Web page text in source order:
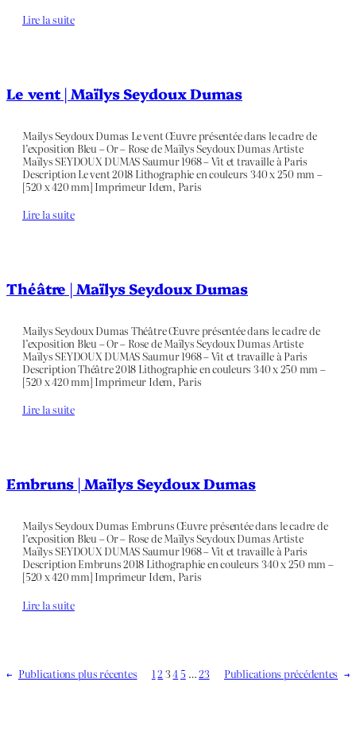
Lire la suite
Le vent | Maïlys Seydoux Dumas
Mailys Seydoux Dumas Le vent Œuvre présentée dans le cadre de
l’exposition Bleu – Or – Rose de Maïlys Seydoux Dumas Artiste
Maïlys SEYDOUX DUMAS Saumur 1968 – Vit et travaille à Paris
Description Le vent 2018 Lithographie en couleurs 340 x 250 mm –
[520 x 420 mm] Imprimeur Idem, Paris
Lire la suite
Théâtre | Maïlys Seydoux Dumas
Mailys Seydoux Dumas Théâtre Œuvre présentée dans le cadre de
l’exposition Bleu – Or – Rose de Maïlys Seydoux Dumas Artiste
Maïlys SEYDOUX DUMAS Saumur 1968 – Vit et travaille à Paris
Description Théâtre 2018 Lithographie en couleurs 340 x 250 mm –
[520 x 420 mm] Imprimeur Idem, Paris
Lire la suite
Embruns | Maïlys Seydoux Dumas
Mailys Seydoux Dumas Embruns Œuvre présentée dans le cadre de
l’exposition Bleu – Or – Rose de Maïlys Seydoux Dumas Artiste
Maïlys SEYDOUX DUMAS Saumur 1968 – Vit et travaille à Paris
Description Embruns 2018 Lithographie en couleurs 340 x 250 mm –
[520 x 420 mm] Imprimeur Idem, Paris
Lire la suite
← Publications plus récentes 12 345 …23 Publications précédentes →